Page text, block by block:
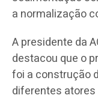
a normalização
A presidente da
destacou que o
foi a construção
diferentes atores